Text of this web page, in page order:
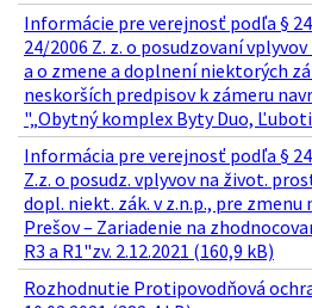
Informácie pre verejnosť podľa § 24
24/2006 Z. z. o posudzovaní
a o zmene a doplnení niektorých
neskorších predpisov k zámeru
"„Obytný komplex Byty Duo,
Informácia pre verejnosť podľa § 24
Z.z. o posudz. vplyvov na život.
dopl. niekt. zák. v z.n.p., pre zmenu
Prešov – Zariadenie na
R3 a R1"zv. 2.12.2021 (160,9 kB)
Rozhodnutie Protipovodňová